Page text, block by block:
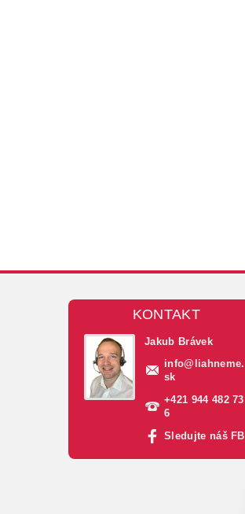
KONTAKT
Jakub Brávek
info@ liahneme.
sk
+421 944 482 73
6
Sledujte náš FB